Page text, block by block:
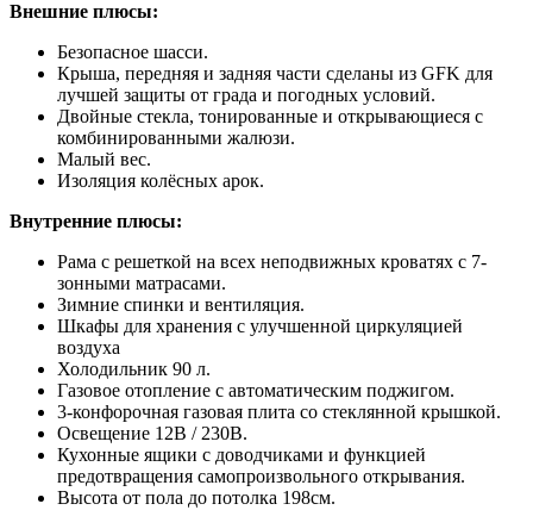
Внешние плюсы:
Безопасное шасси.
Крыша, передняя и задняя части сделаны из GFK для
лучшей защиты от града и погодных условий.
Двойные стекла, тонированные и открывающиеся с
комбинированными жалюзи.
Малый вес.
Изоляция колёсных арок.
Внутренние плюсы:
Рама с решеткой на всех неподвижных кроватях с 7-
зонными матрасами.
Зимние спинки и вентиляция.
Шкафы для хранения с улучшенной циркуляцией
воздуха
Холодильник 90 л.
Газовое отопление с автоматическим поджигом.
3-конфорочная газовая плита со стеклянной крышкой.
Освещение 12В / 230В.
Кухонные ящики с доводчиками и функцией
предотвращения самопроизвольного открывания.
Высота от пола до потолка 198см.